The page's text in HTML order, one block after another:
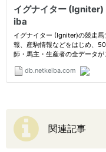
関連記事